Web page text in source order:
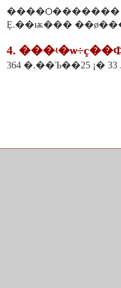
����Ѻ�������
Ȩ.��ѭ���